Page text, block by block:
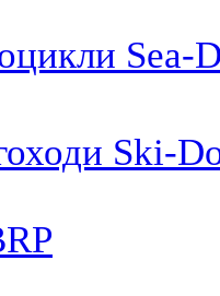
Sea-
Ski-